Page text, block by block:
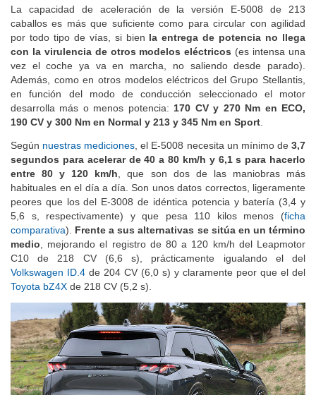
La capacidad de aceleración de la versión E-5008 de 213
caballos es más que suficiente como para circular con agilidad
por todo tipo de vías, si bienla entrega de potencia no llega
con la virulencia de otros modelos eléctricos (es intensa una
vez el coche ya va en marcha, no saliendo desde parado).
Además, como en otros modelos eléctricos del Grupo Stellantis,
en función del modo de conducción seleccionado el motor
desarrolla más o menos potencia:170 CV y 270 Nm en ECO,
Segúnnuestras mediciones, el E-5008 necesita un mínimo de3,7
segundos para acelerar de 40 a 80 km/h y 6,1 s para hacerlo
entre 80 y 120 km/h, que son dos de las maniobras más
habituales en el día a día. Son unos datos correctos, ligeramente
peores que los del E-3008 de idéntica potencia y batería (3,4 y
5,6 s, respectivamente) y que pesa 110 kilos menos (ficha
comparativa).Frente a sus alternativas se sitúa en un término
medio, mejorando el registro de 80 a 120 km/h del Leapmotor
C10 de 218 CV (6,6 s), prácticamente igualando el del
Volkswagen ID.4de 204 CV (6,0 s) y claramente peor que el del